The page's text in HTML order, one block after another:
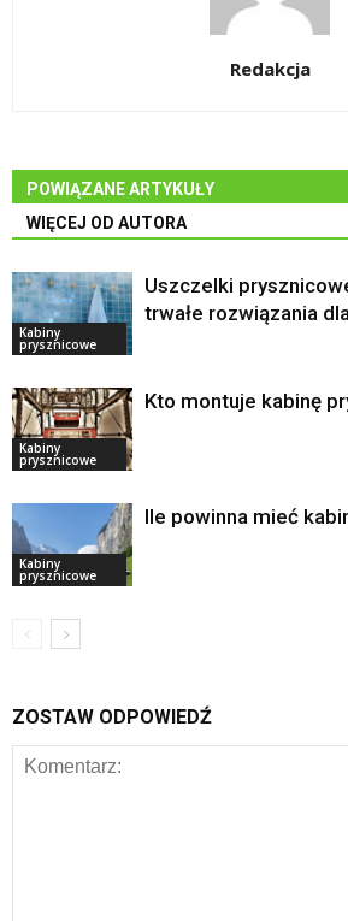
Redakcja
POWIĄZANE ARTYKUŁY
WIĘCEJ OD AUTORA
Kabiny
prysznicowe
Uszczelki
trwałe rozwiązania
Kabiny
prysznicowe
Kto montuje kabinę
Kabiny
prysznicowe
Ile powinna mieć
ZOSTAW ODPOWIEDŹ